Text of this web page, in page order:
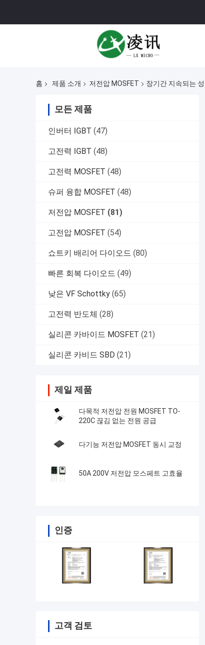
홈 제품 소개 저전압 MOSFET 장기간 지속되는
모든 제품
인버터 IGBT (47)
고전력 IGBT (48)
고전력 MOSFET (48)
슈퍼 융합 MOSFET (48)
저전압 MOSFET (81)
고전압 MOSFET (54)
쇼트키 배리어 다이오드 (80)
빠른 회복 다이오드 (49)
낮은 VF Schottky (65)
고전력 반도체 (28)
실리콘 카바이드 MOSFET (21)
실리콘 카비드 SBD (21)
제일 제품
다목적 저전압 전원 MOSFET TO-
220C 끊김 없는 전원 공급
다기능 저전압 MOSFET 동시 교정
50A 200V 저전압 모스페트 고효율
인증
고객 검토